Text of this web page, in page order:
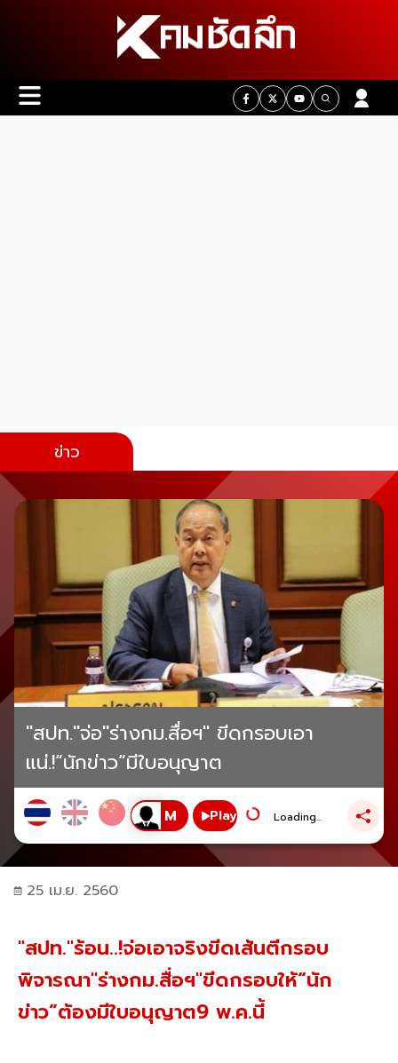
ข่าว
"สปท."จ่อ"ร่างกม.สื่อฯ" ขีดกรอบเอา
แน่.!“นักข่าว”มีใบอนุญาต
Play Loading...
25 เม.ย. 2560
"สปท."ร้อน..!จ่อเอาจริงขีดเส้นตีกรอบ
พิจารณา"ร่างกม.สื่อฯ"ขีดกรอบให้“นัก
ข่าว”ต้องมีใบอนุญาต9 พ.ค.นี้